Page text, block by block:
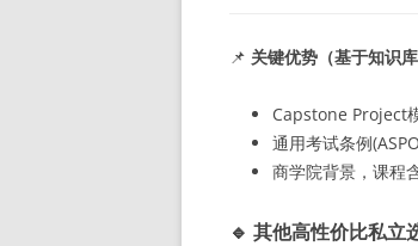
📌 关键优势（基于知识库
Capstone Project
通用考试条例
商学院背景，课
🔹 其他高性价比私立